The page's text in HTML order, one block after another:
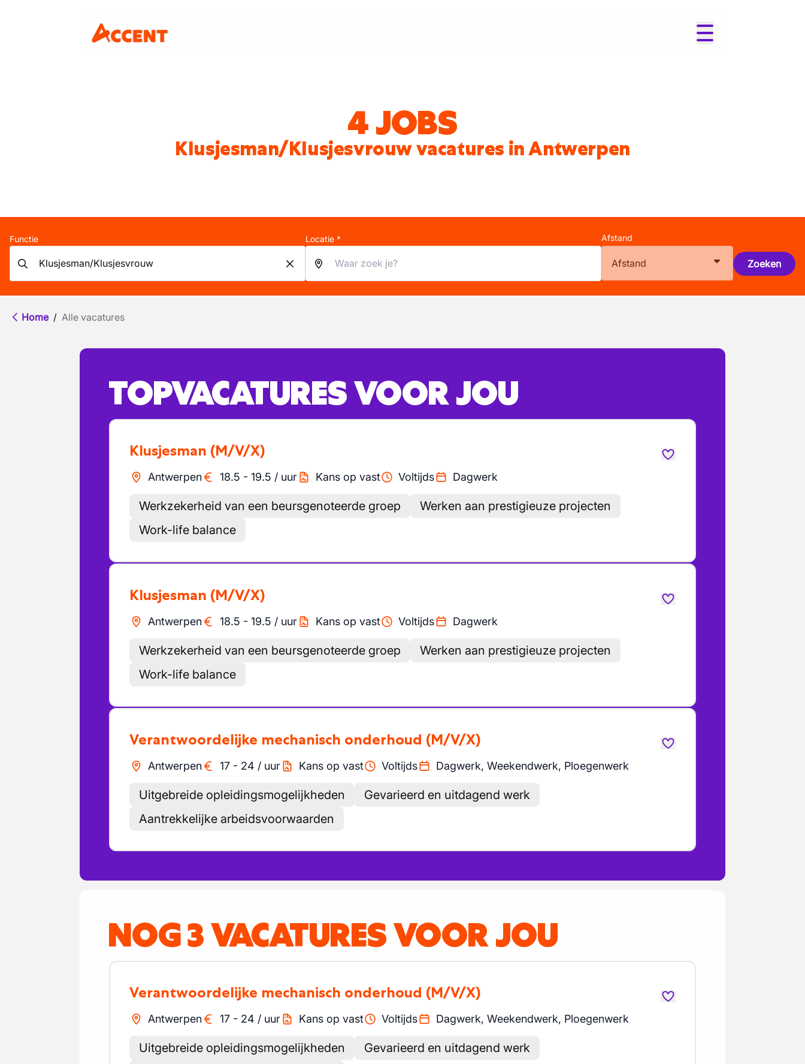
4 JOBS
Klusjesman/Klusjesvrouw vacatures in Antwerpen
Functie Locatie * Afstand
Afstand Zoeken
Home / Alle vacatures
TOPVACATURES VOOR JOU
Klusjesman (M/V/X)
Antwerpen 18.5 - 19.5 / uur Kans op vast Voltijds Dagwerk
Werkzekerheid van een beursgenoteerde groep
Werken aan prestigieuze projecten
Work-life balance
Klusjesman (M/V/X)
Antwerpen 18.5 - 19.5 / uur Kans op vast Voltijds Dagwerk
Werkzekerheid van een beursgenoteerde groep
Werken aan prestigieuze projecten
Work-life balance
Verantwoordelijke mechanisch onderhoud (M/V/X)
Antwerpen 17 - 24 / uur Kans op vast Voltijds Dagwerk, Weekendwerk, Ploegenwerk
Uitgebreide opleidingsmogelijkheden
Gevarieerd en uitdagend werk
Aantrekkelijke arbeidsvoorwaarden
NOG 3 VACATURES VOOR JOU
Verantwoordelijke mechanisch onderhoud (M/V/X)
Antwerpen 17 - 24 / uur Kans op vast Voltijds Dagwerk, Weekendwerk, Ploegenwerk
Uitgebreide opleidingsmogelijkheden
Gevarieerd en uitdagend werk